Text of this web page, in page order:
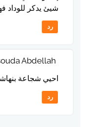
شيئ يدكر للوداد
رد
Abdellah
احيي شجاعة
رد